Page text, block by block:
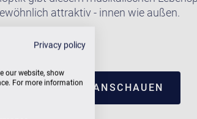
attraktiv - innen wie außen.
Stutzflügel singt!
IM CENTRUM ANSCHAUEN
Privacy policy
our website, show
For more information